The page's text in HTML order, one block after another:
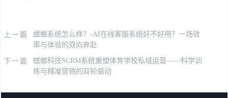
上一篇
螳螂系统怎么样？-AI在线客服系统好不好用？一场效
率与体验的双向奔赴
下一篇
螳螂科技SCRM系统重塑体育学校私域运营——科学训
练与精准营销的双轮驱动